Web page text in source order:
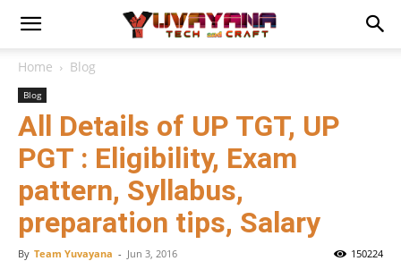
Home Blog
Blog
All Details of UP TGT, UP
PGT : Eligibility, Exam
pattern, Syllabus,
preparation tips, Salary
By Team Yuvayana - Jun 3, 2016 150224